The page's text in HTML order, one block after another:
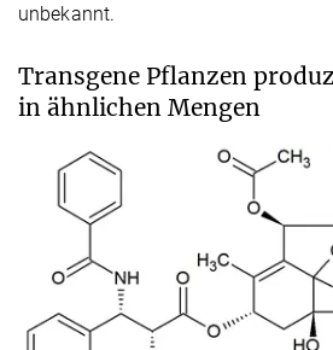
unbekannt.
Transgene Pflanzen
in ähnlichen Mengen